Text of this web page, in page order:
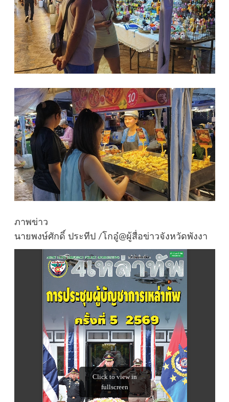
ภาพข่าว
นายพงษ์ศักดิ์ ประทีป /โกอู๋@ผู้สื่อข่าวจังหวัดพังงา